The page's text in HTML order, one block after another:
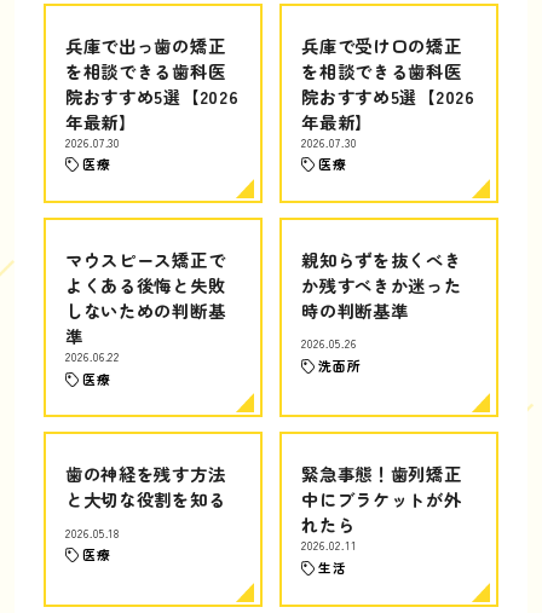
兵庫で出っ歯の矯正
を相談できる歯科医
院おすすめ5選【2026
年最新】
2026.07.30
医療
兵庫で受け口の矯正
を相談できる歯科医
院おすすめ5選【2026
年最新】
2026.07.30
医療
マウスピース矯正で
よくある後悔と失敗
しないための判断基
準
2026.06.22
医療
親知らずを抜くべき
か残すべきか迷った
時の判断基準
2026.05.26
洗面所
歯の神経を残す方法
と大切な役割を知る
2026.05.18
医療
緊急事態！歯列矯正
中にブラケットが外
れたら
2026.02.11
生活